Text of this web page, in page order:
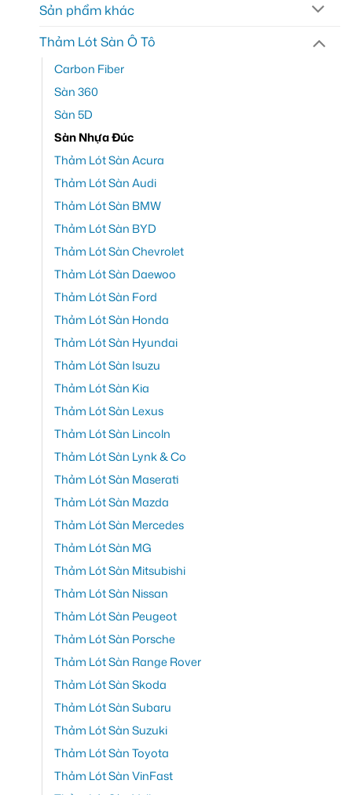
Sản phẩm khác
Thảm Lót Sàn Ô Tô
Carbon Fiber
Sàn 360
Sàn 5D
Sàn Nhựa Đúc
Thảm Lót Sàn Acura
Thảm Lót Sàn Audi
Thảm Lót Sàn BMW
Thảm Lót Sàn BYD
Thảm Lót Sàn Chevrolet
Thảm Lót Sàn Daewoo
Thảm Lót Sàn Ford
Thảm Lót Sàn Honda
Thảm Lót Sàn Hyundai
Thảm Lót Sàn Isuzu
Thảm Lót Sàn Kia
Thảm Lót Sàn Lexus
Thảm Lót Sàn Lincoln
Thảm Lót Sàn Lynk & Co
Thảm Lót Sàn Maserati
Thảm Lót Sàn Mazda
Thảm Lót Sàn Mercedes
Thảm Lót Sàn MG
Thảm Lót Sàn Mitsubishi
Thảm Lót Sàn Nissan
Thảm Lót Sàn Peugeot
Thảm Lót Sàn Porsche
Thảm Lót Sàn Range Rover
Thảm Lót Sàn Skoda
Thảm Lót Sàn Subaru
Thảm Lót Sàn Suzuki
Thảm Lót Sàn Toyota
Thảm Lót Sàn VinFast